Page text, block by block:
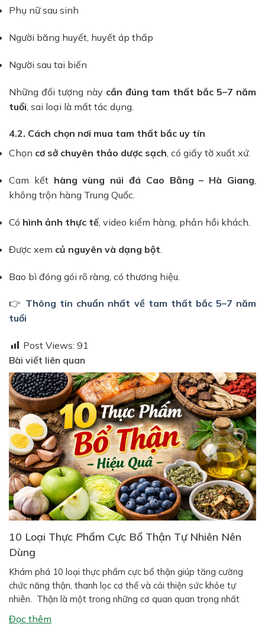
Phụ nữ sau sinh
Người băng huyết, huyết áp thấp
Người sau tai biến
Những đối tượng này cần đúng tam thất bắc 5–7 năm
tuổi , sai loại là mất tác dụng.
4.2. Cách chọn nơi mua tam thất bắc uy tín
Chọn cơ sở chuyên thảo dược sạch, có giấy tờ xuất xứ.
Cam kết hàng vùng núi đá Cao Bằng – Hà Giang,
không trộn hàng Trung Quốc.
Có hình ảnh thực tế, video kiểm hàng, phản hồi khách.
Được xem củ nguyên và dạng bột
Bao bì đóng gói rõ ràng, có thương hiệu.
👉 Thông tin chuẩn nhất về tam thất bắc 5–7 năm
tuổi
Post Views: 91
Bài viết liên quan
10 Loại Thực Phẩm Cực Bổ Thận Tự Nhiên Nên
Dùng
Khám phá 10 loại thực phẩm cực bổ thận giúp tăng cường
chức năng thận, thanh lọc cơ thể và cải thiện sức khỏe tự
nhiên. Thận là một trong những cơ quan quan trọng nhất
trong cơ thể con người. Hai quả thận có nhiệm vụ lọc máu,
đào thải độc tố, cân bằng […]
Đọc thêm